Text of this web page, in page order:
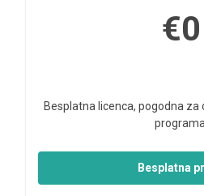
€0
Besplatna licenca, pogodna
programa.
Besplatna